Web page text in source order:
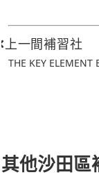
上一間補習社
THE KEY ELEMENT
其他沙田區